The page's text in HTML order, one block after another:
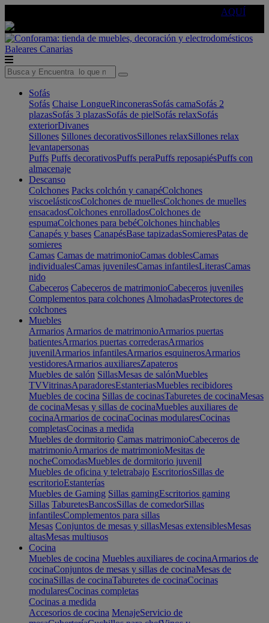
AQUÍ
Baleares Canarias
Sofás
Sofás Chaise LongueRinconerasSofás camaSofás 2
plazasSofás 3 plazasSofás de pielSofás relaxSofás
exteriorDivanes
Sillones Sillones decorativosSillones relaxSillones relax
levantapersonas
Puffs Puffs decorativosPuffs peraPuffs reposapiésPuffs con
almacenaje
Descanso
Colchones Packs colchón y canapéColchones
viscoelásticosColchones de muellesColchones de muelles
ensacadosColchones enrolladosColchones de
espumaColchones para bebéColchones hinchables
Canapés y bases CanapésBase tapizadasSomieresPatas de
somieres
Camas Camas de matrimonioCamas doblesCamas
individualesCamas juvenilesCamas infantilesLiterasCamas
nido
Cabeceros Cabeceros de matrimonioCabeceros juveniles
Complementos para colchones AlmohadasProtectores de
colchones
Muebles
Armarios Armarios de matrimonioArmarios puertas
batientesArmarios puertas correderasArmarios
juvenilArmarios infantilesArmarios esquinerosArmarios
vestidoresArmarios auxiliaresZapateros
Muebles de salón SillasMesas de salónMuebles
TVVitrinasAparadoresEstanteriasMuebles recibidores
Muebles de cocina Sillas de cocinasTaburetes de cocinaMesas
de cocinaMesas y sillas de cocinaMuebles auxiliares de
cocinaArmarios de cocinaCocinas modularesCocinas
completasCocinas a medida
Muebles de dormitorio Camas matrimonioCabeceros de
matrimonioArmarios de matrimonioMesitas de
nocheComodasMuebles de dormitorio juvenil
Muebles de oficina y teletrabajo EscritoriosSillas de
escritorioEstanterías
Muebles de Gaming Sillas gamingEscritorios gaming
Sillas TaburetesBancosSillas de comedorSillas
infantilesComplementos para sillas
Mesas Conjuntos de mesas y sillasMesas extensiblesMesas
altasMesas multiusos
Cocina
Muebles de cocina Muebles auxiliares de cocinaArmarios de
cocinaConjuntos de mesas y sillas de cocinaMesas de
cocinaSillas de cocinaTaburetes de cocinaCocinas
modularesCocinas completas
Cocinas a medida
Accesorios de cocina MenajeServicio de